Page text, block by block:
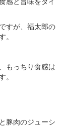
すが、福太郎の
。
もっちり食感は
。
豚肉のジューシ